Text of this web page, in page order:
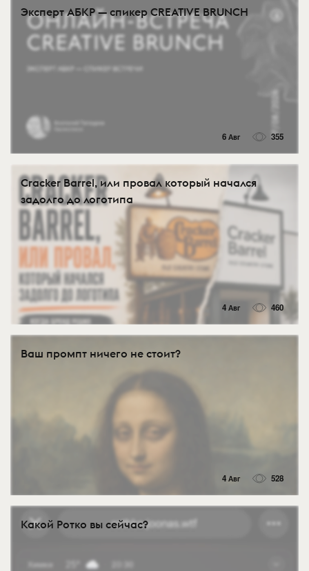
Эксперт АБКР — спикер CREATIVE BRUNCH
6 Авг 355
Cracker Barrel, или провал который начался
задолго до логотипа
4 Авг 460
Ваш промпт ничего не стоит?
4 Авг 528
Какой Ротко вы сейчас?